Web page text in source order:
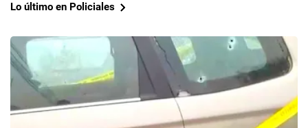
Lo último en Policiales